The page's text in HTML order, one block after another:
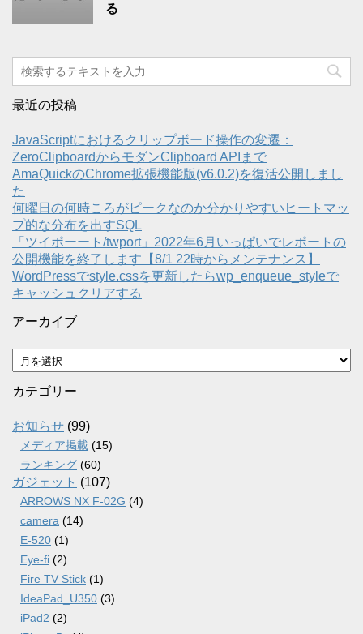
る
最近の投稿
JavaScriptにおけるクリップボード操作の変遷：
ZeroClipboardからモダンClipboard APIまで
AmaQuickのChrome拡張機能版(v6.0.2)を復活公開しまし
た
何曜日の何時ころがピークなのか分かりやすいヒートマッ
プ的な分布を出すSQL
「ツイポーート/twport」2022年6月いっぱいでレポートの
公開機能を終了します【8/1 22時からメンテナンス】
WordPressでstyle.cssを更新したらwp_enqueue_styleで
キャッシュクリアする
アーカイブ
ア
ー
カ
ブ
カテゴリー
お知らせ (99)
メディア掲載 (15)
ランキング (60)
ガジェット (107)
ARROWS NX F-02G (4)
camera (14)
E-520 (1)
Eye-fi (2)
Fire TV Stick (1)
IdeaPad_U350 (3)
iPad2 (2)